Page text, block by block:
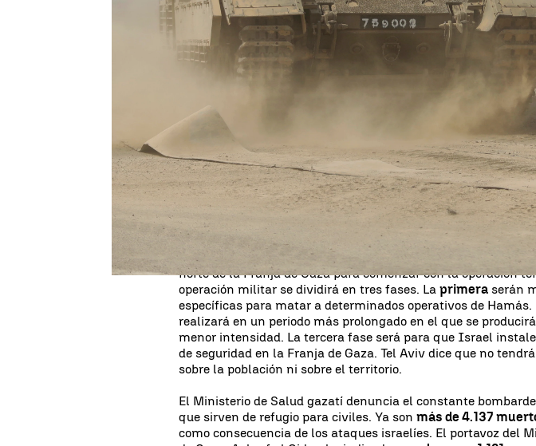
Luis Alcantud
20 de octubre de 2023, 19:45
La guerra entre
ha puesto en el foco mundial
No vivíamos un conflicto así en esta zona desde 1973. Tras el
y por sorpresa del grupo islamista suní sobre territorio israelí,
parado de caer en laFranja de Gaza . Los desplazados se
la zona con la esperanza de la apertura del paso de Rafah
Egipto.
Tel Aviv prepara tres fases para esta guerra contra
Mientras, la crisis humanitaria en la Franja se agudiza con el
Unos 300.000 soldados
de las Fuerzas Armadas de Israel
norte de la Franja de Gaza para comenzar con la operación
operación militar se dividirá en tres fases. Laprimera serán
específicas para matar a determinados operativos de
realizará en un periodo más prolongado en el que se
menor intensidad. La tercera fase será para que Israel
de seguridad en la Franja de Gaza. Tel Aviv dice que no
sobre la población ni sobre el territorio.
El Ministerio de Salud gazatí denuncia el constante
que sirven de refugio para civiles. Ya sonmás de 4.137
como consecuencia de los ataques israelíes. El portavoz del